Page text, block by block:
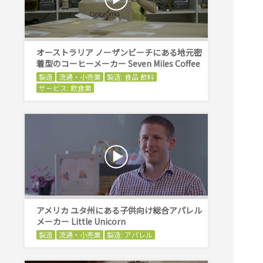
オーストラリア ノーザンビーチにある地元密
着型のコーヒーメーカー Seven Miles Coffee
製造 流通・小売業 製造: 食品 飲料
サービス: 飲食業
アメリカ ユタ州にある子供向け総合アパレル
メーカー Little Unicorn
製造 流通・小売業 製造: アパレル